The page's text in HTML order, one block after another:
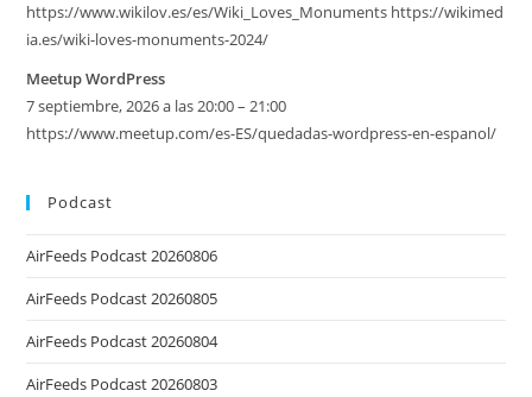
https://www.wikilov.es/es/Wiki_Loves_Monuments https://wikimed
ia.es/wiki-loves-monuments-2024/
Meetup WordPress
7 septiembre, 2026 a las 20:00 – 21:00
https://www.meetup.com/es-ES/quedadas-wordpress-en-espanol/
Podcast
AirFeeds Podcast 20260806
AirFeeds Podcast 20260805
AirFeeds Podcast 20260804
AirFeeds Podcast 20260803